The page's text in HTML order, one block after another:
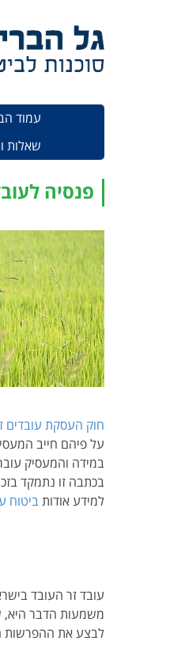
Skip to content
עמוד
שאלות
פנסיה
חוק העסקת עובדים
על פיהם חייב
במידה והמעסיק
בכתבה זו נתמקד
למידע אודותביטוח
עובד זר העובד
משמעות הדבר היא,
לבצע את ההפרשות